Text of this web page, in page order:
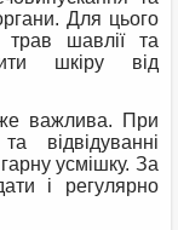
Для цього
трав шавлії та
шкіру від
важлива. При
відвідуванні
усмішку. За
і регулярно